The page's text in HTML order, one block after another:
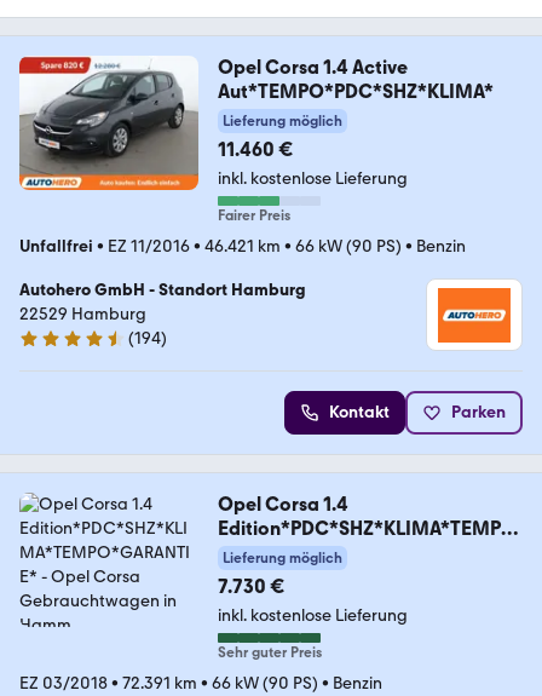
Opel Corsa 1.4 Active
Aut*TEMPO*PDC*SHZ*KLIMA*
Lieferung möglich
11.460 €
inkl. kostenlose Lieferung
Fairer Preis
Unfallfrei • EZ 11/2016• 46.421 km • 66 kW (90 PS) • Benzin
Autohero GmbH - Standort Hamburg
22529 Hamburg
4.6 Sterne
(194)
Kontakt Parken
Opel Corsa 1.4
Edition*PDC*SHZ*KLIMA*TEMPO
*GARANTIE*
Lieferung möglich
7.730 €
inkl. kostenlose Lieferung
Sehr guter Preis
EZ 03/2018• 72.391 km • 66 kW (90 PS) • Benzin